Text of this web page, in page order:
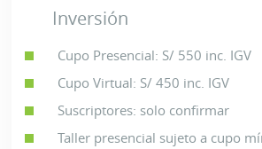
Inversión
Cupo Presencial: S/ 550 inc. IGV
Cupo Virtual: S/ 450 inc. IGV
Suscriptores: solo confirmar
Taller presencial sujeto a cupo